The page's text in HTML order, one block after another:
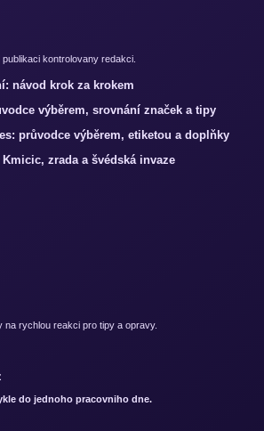
kontrolovany redakci.
návod krok za krokem
výběrem, srovnání značek a tipy
průvodce výběrem, etiketou a doplňky
zrada a švédská invaze
na rychlou reakci pro tipy a opravy.
do jednoho pracovniho dne.